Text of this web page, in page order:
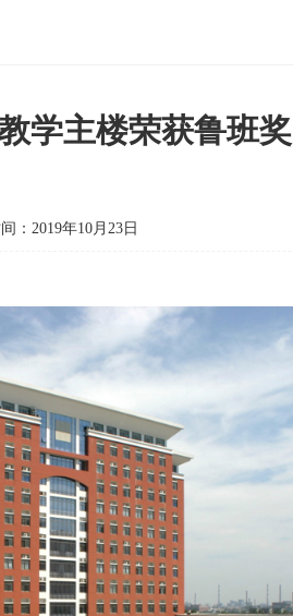
学主楼荣获鲁班奖
：2019年10月23日